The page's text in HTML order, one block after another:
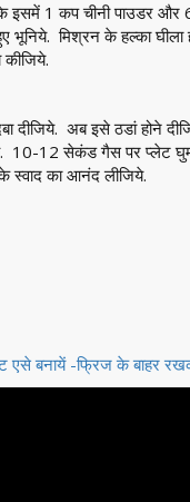
1 कप चीनी पाउडर और 6
भूनिये. मिश्रन के हल्का
दीजिये. अब इसे ठडां होने
10-12 सेकंड गैस पर प्लेट
स्वाद का आनंद लीजिये.
एसे बनायें -फ्रिज के बाहर